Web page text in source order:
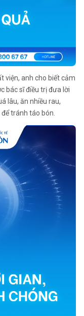
viện, anh cho biết cảm
bác sĩ điều trị đưa lời
lâu, ăn nhiều rau,
tránh táo bón.